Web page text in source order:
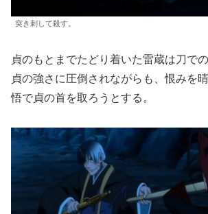
突き刺して殺す。
貞のもとまでたどり着いた雷蔵は刀で
貞の強さに圧倒されながらも、恨みを
悟で貞の首を取ろうとする。